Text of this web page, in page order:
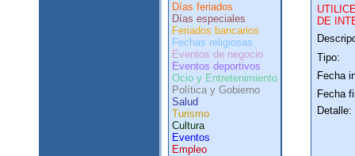
Días feriados
Días especiales
Feriados bancarios
Fechas religiosas
Eventos de negocio
Eventos deportivos
Ocio y Entretenimiento
Política y Gobierno
Salud
Turismo
Cultura
Eventos
Empleo
DE
Tipo:
Fecha
Fecha
Detalle: